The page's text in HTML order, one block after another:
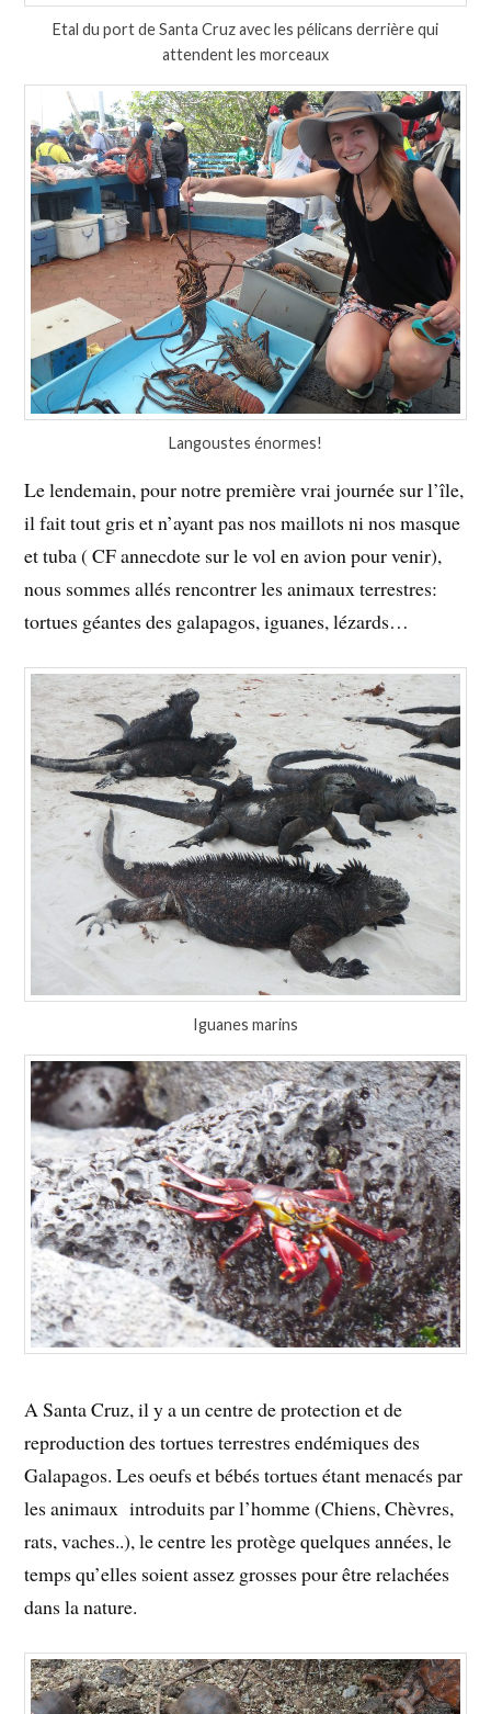
Etal du port de Santa Cruz avec les pélicans derrière qui
attendent les morceaux
Langoustes énormes!
Le lendemain, pour notre première vrai journée sur l’île,
il fait tout gris et n’ayant pas nos maillots ni nos masque
et tuba ( CF annecdote sur le vol en avion pour venir),
nous sommes allés rencontrer les animaux terrestres:
tortues géantes des galapagos, iguanes, lézards…
Iguanes marins
A Santa Cruz, il y a un centre de protection et de
reproduction des tortues terrestres endémiques des
Galapagos. Les oeufs et bébés tortues étant menacés par
les animaux introduits par l’homme (Chiens, Chèvres,
rats, vaches..), le centre les protège quelques années, le
temps qu’elles soient assez grosses pour être relachées
dans la nature.